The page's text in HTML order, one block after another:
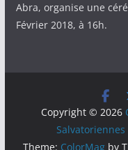
Abra, organise une
Février 2018, à 16h.
Copyright © 2026
Salvatoriennes
Theme: ColorMagby